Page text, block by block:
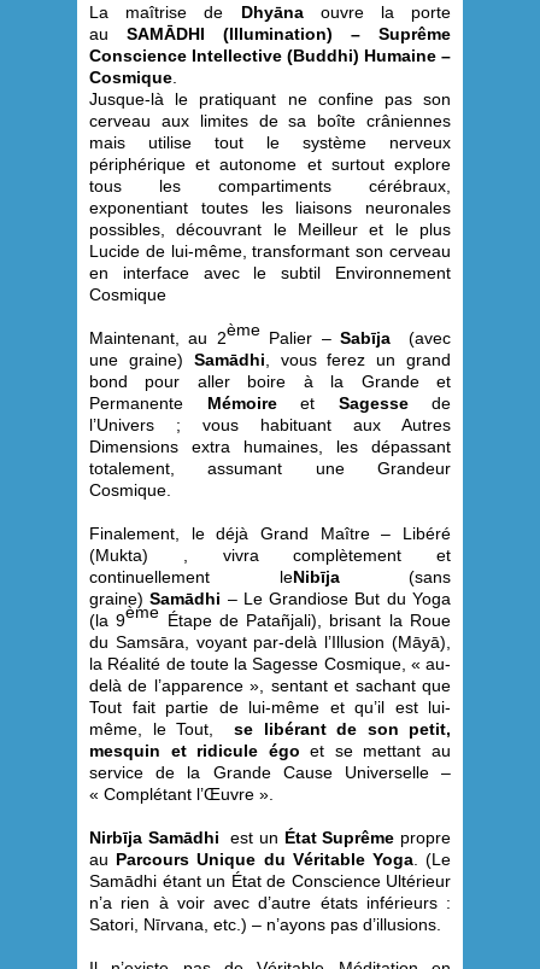
La maîtrise de Dhyānaouvre la porte
au SAMĀDHI (Illumination) – Suprême
Conscience Intellective (Buddhi) Humaine –
Cosmique
Jusque-là le pratiquant ne confine pas son
cerveau aux limites de sa boîte crâniennes
mais utilise tout le système nerveux
périphérique et autonome et surtout explore
tous les compartiments cérébraux,
exponentiant toutes les liaisons neuronales
possibles, découvrant le Meilleur et le plus
Lucide de lui-même, transformant son cerveau
en interface avec le subtil Environnement
Cosmique
Maintenant, au 2èmePalier –Sabīja
(avec
une graine) Samādhi , vous ferez un grand
bond pour aller boire à la Grande et
Permanente Mémoireet Sagessede
l’Univers ; vous habituant aux Autres
Dimensions extra humaines, les dépassant
totalement, assumant une Grandeur
Cosmique.
Finalement, le déjà Grand Maître – Libéré
(Mukta) , vivra complètement et
continuellement leNibīja(sans
graine) Samādhi – Le Grandiose But du Yoga
(la 9ème Étape de Patañjali), brisant la Roue
du Samsāra, voyant par-delà l’Illusion (Māyā),
la Réalité de toute la Sagesse Cosmique, « au-
delà de l’apparence », sentant et sachant que
Tout fait partie de lui-même et qu’il est lui-
même, le Tout,
se libérant de son petit,
mesquin et ridicule égo et se mettant au
service de la Grande Cause Universelle –
« Complétant l’Œuvre ».
Nirbīja Samādhi est un État Suprême propre
au Parcours Unique du Véritable Yoga. (Le
Samādhi étant un État de Conscience Ultérieur
n’a rien à voir avec d’autre états inférieurs :
Satori, Nīrvana, etc.) – n’ayons pas d’illusions.